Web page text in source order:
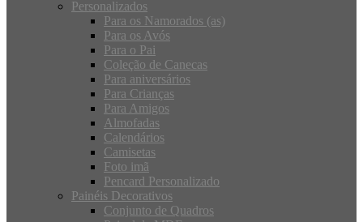
Personalizados
Para os Namorados (as)
Para os Avós
Para o Pai
Coleção de Canecas
Para aniversários
Para Crianças
Para Amigos
Almofadas
Calendários
Camisetas
Foto imã
Pencard Personalizado
Painéis Decorativos
Conjunto de Quadros